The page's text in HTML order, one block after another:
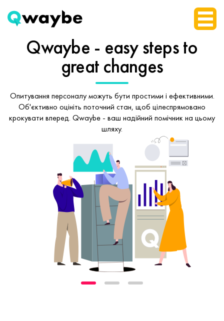
Qwaybe - easy stepsto
great changes
Опитування персоналу можуть бути простими і ефективними.
Об'єктивно оцініть поточний стан, щоб цілеспрямовано
крокувати вперед. Qwaybe - ваш надійний помічник на цьому
шляху.